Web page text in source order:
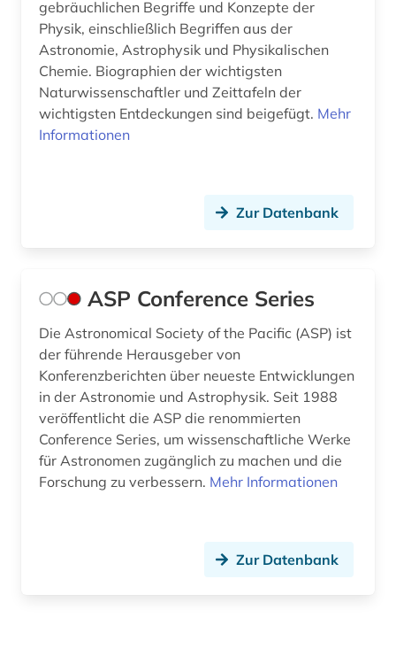
gebräuchlichen Begriffe und Konzepte der
Physik, einschließlich Begriffen aus der
Astronomie, Astrophysik und Physikalischen
Chemie. Biographien der wichtigsten
Naturwissenschaftler und Zeittafeln der
wichtigsten Entdeckungen sind beigefügt. Mehr
Informationen
Zur Datenbank
ASP Conference Series
Die Astronomical Society of the Pacific (ASP) ist
der führende Herausgeber von
Konferenzberichten über neueste Entwicklungen
in der Astronomie und Astrophysik. Seit 1988
veröffentlicht die ASP die renommierten
Conference Series, um wissenschaftliche Werke
für Astronomen zugänglich zu machen und die
Forschung zu verbessern. Mehr Informationen
Zur Datenbank